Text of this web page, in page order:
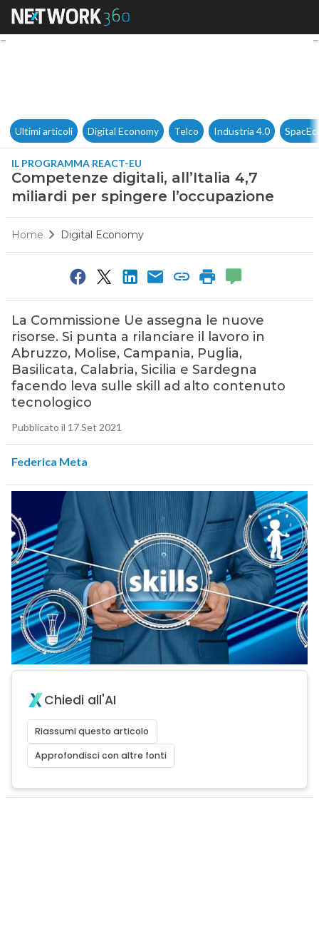
Competenze digitali,
Ultimi articoli Digital Economy Telco Industria 4.0
IL PROGRAMMA REACT-EU
Competenze digitali, all’Italia 4,7
miliardi per spingere l’occupazione
Home Digital Economy
La Commissione Ue assegna le nuove
risorse. Si punta a rilanciare il lavoro in
Abruzzo, Molise, Campania, Puglia,
Basilicata, Calabria, Sicilia e Sardegna
facendo leva sulle skill ad alto contenuto
tecnologico
Pubblicato il 17 Set 2021
Federica Meta
Chiedi all'AI
Riassumi questo articolo
Approfondisci con altre fonti